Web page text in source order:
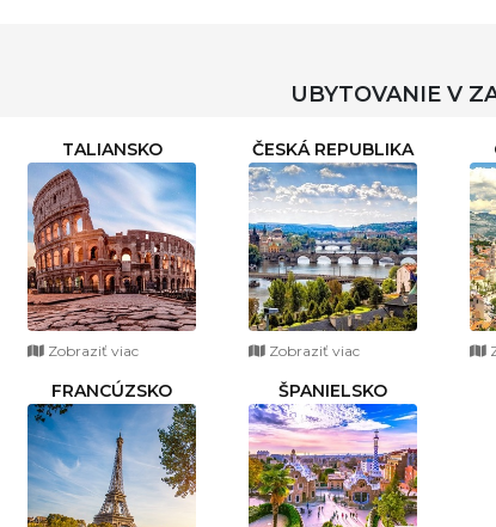
UBYTOVANIE V
TALIANSKO
Zobraziť viac
ČESKÁ REPUBLIKA
Zobraziť viac
FRANCÚZSKO ŠPANIELSKO